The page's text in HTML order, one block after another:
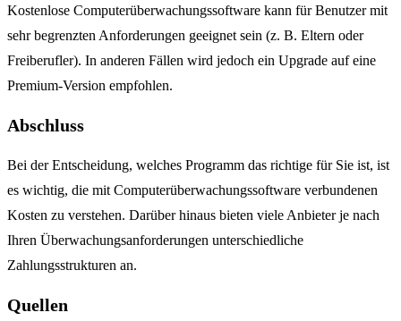
Kostenlose Computerüberwachungssoftware kann für Benutzer mit
sehr begrenzten Anforderungen geeignet sein (z. B. Eltern oder
Freiberufler). In anderen Fällen wird jedoch ein Upgrade auf eine
Premium-Version empfohlen.
Abschluss
Bei der Entscheidung, welches Programm das richtige für Sie ist, ist
es wichtig, die mit Computerüberwachungssoftware verbundenen
Kosten zu verstehen. Darüber hinaus bieten viele Anbieter je nach
Ihren Überwachungsanforderungen unterschiedliche
Zahlungsstrukturen an.
Quellen